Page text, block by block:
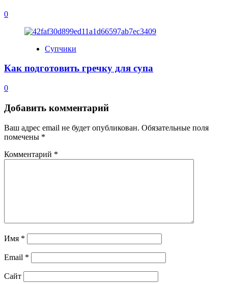
0
Супчики
Как подготовить гречку для супа
0
Добавить комментарий
Ваш адрес email не будет опубликован. Обязательные поля
помечены *
Комментарий *
Имя *
Email *
Сайт